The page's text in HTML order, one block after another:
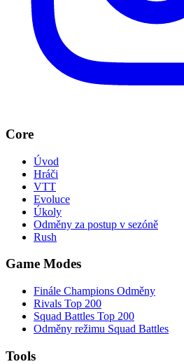
Core
Úvod
Hráči
VTT
Evoluce
Úkoly
Odměny za postup v sezóně
Rush
Game Modes
Finále Champions Odměny
Rivals Top 200
Squad Battles Top 200
Odměny režimu Squad Battles
Tools